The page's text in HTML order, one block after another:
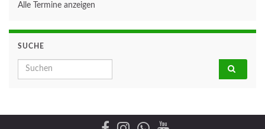
Alle Termine anzeigen
SUCHE
Search for: